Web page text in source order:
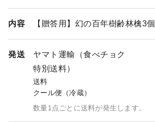
内容 【贈答用】幻の百年樹齢林檎3個
発送
ヤマト運輸（食べチョク
特別送料）
送料
クール便（冷蔵）
数量1点ごとに送料が発生します。